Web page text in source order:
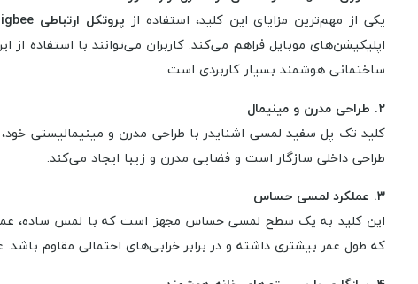
یکی از مهم‌ترین مزایای این کلید، استفاده از پروتکل ارتباطی Zigbee
اپلیکیشن‌های موبایل فراهم می‌کند. کاربران می‌توانند با استفاده
ساختمانی هوشمند بسیار کاربردی است.
۲. طراحی مدرن و مینیمال
کلید تک پل سفید لمسی اشنایدر با طراحی مدرن و مینیمالیستی
طراحی داخلی سازگار است و فضایی مدرن و زیبا ایجاد می‌کند.
۳. عملکرد لمسی حساس
این کلید به یک سطح لمسی حساس مجهز است که با لمس ساده،
که طول عمر بیشتری داشته و در برابر خرابی‌های احتمالی مقاوم